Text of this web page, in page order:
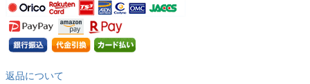
返品について